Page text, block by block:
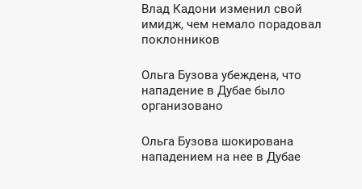
Влад Кадони изменил свой
имидж, чем немало порадовал
поклонников
Ольга Бузова убеждена, что
нападение в Дубае было
организовано
Ольга Бузова шокирована
нападением на нее в Дубае